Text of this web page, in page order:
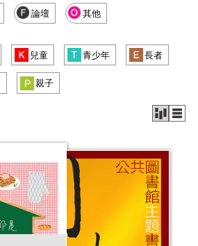
論壇 其他
兒童 青少年 長者
親子